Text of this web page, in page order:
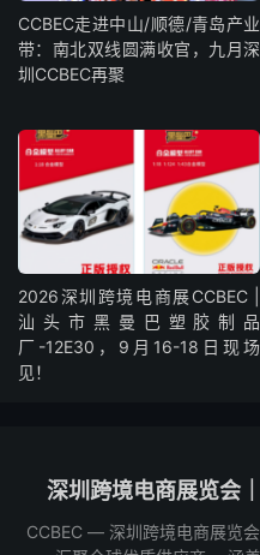
CCBEC走进中山/顺德/青岛产业
带：南北双线圆满收官，九月深
圳CCBEC再聚
2026深圳跨境电商展CCBEC |
汕头市黑曼巴塑胶制品
厂-12E30，9月16-18日现场
见！
深圳跨境电商展览会
CCBEC ― 深圳跨境电商展览